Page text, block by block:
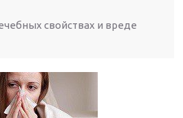
свойствах и вреде